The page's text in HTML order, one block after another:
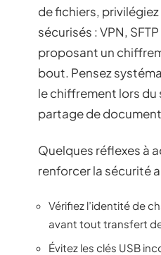
de fichiers,
sécurisés : VPN,
proposant un
bout. Pensez
le chiffrement lors
partage de
Quelques réflexes à
renforcer la sécurité
Vérifiez l’identité de
avant tout transfert
Évitez les clés USB